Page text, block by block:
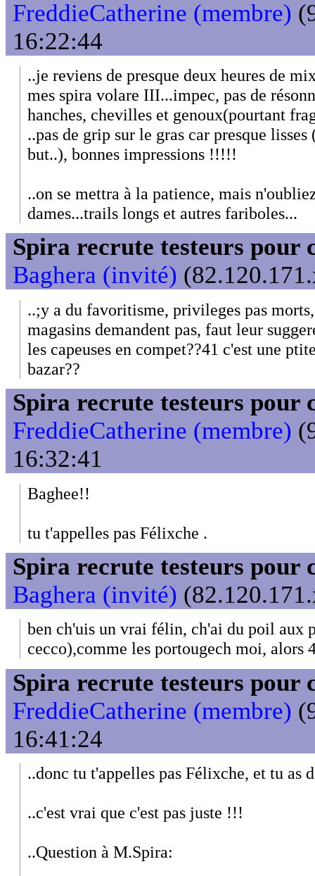
FreddieCatherine (membre)
16:22:44
..je reviens de presque deux heures de
mes spira volare III...impec, pas de
hanches, chevilles et genoux(pourtant
..pas de grip sur le gras car presque
but..), bonnes impressions !!!!!
..on se mettra à la patience, mais
dames...trails longs et autres fariboles...
Spira recrute testeurs pour
Baghera (invité)
..;y a du favoritisme, privileges pas
magasins demandent pas, faut leur
les capeuses en compet??41 c'est une
bazar??
Spira recrute testeurs pour
FreddieCatherine (membre)
16:32:41
Baghee!!
tu t'appelles pas Félixche .
Spira recrute testeurs pour
Baghera (invité)
ben ch'uis un vrai félin, ch'ai du poil aux
cecco),comme les portougech moi, alors
Spira recrute testeurs pour
FreddieCatherine (membre)
16:41:24
..donc tu t'appelles pas Félixche, et tu as
..c'est vrai que c'est pas juste !!!
..Question à M.Spira: